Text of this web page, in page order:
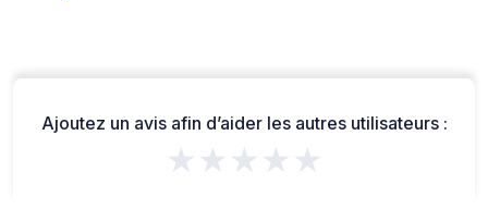
Ajoutez un avis afin d’aider les autres utilisateurs :
★★★★★